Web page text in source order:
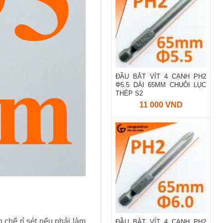
ĐẦU BẮT VÍT 4 CẠNH PH2
Φ5.5 DÀI 65MM CHUÔI LỤC
THÉP S2
11 000 VND